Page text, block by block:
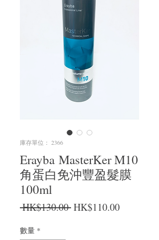
庫存單位： 2366
Erayba MasterKer M10
角蛋白免沖豐盈髮膜
100ml
HK$130.00 一般價格
HK$110.00促銷價格
數量 *